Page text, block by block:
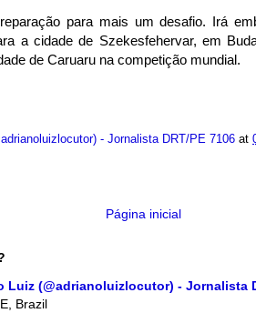
para mais um desafio. Irá
a cidade de Szekesfehervar, em
de Caruaru na competição mundial.
- Jornalista DRT/PE 7106 at
Página inicial
Luiz (@adrianoluizlocutor) - Jornalista
Brazil